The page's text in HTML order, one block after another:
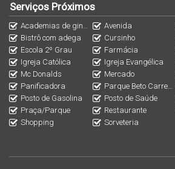
💳Entrada facilitada | Parcelamento
construtora | Saldo na entrega das
✨ Destaques do imóvel:
✔️ 3 dormitórios, sendo 1 suíte com
piso vinílico
✔️ Sala ampla integrada à cozinha
Serviços Próximos
Academias de ginástica Avenida
Bistrô com adega
Cursinho
Escola 2º Grau
Farmácia
Igreja Católica
Igreja Evangélica
Mc Donalds
Mercado
Panificadora
Parque Beto Carrero World
Posto de Gasolina
Posto de Saúde
Praça/Parque
Restaurante
Shopping
Sorveteria